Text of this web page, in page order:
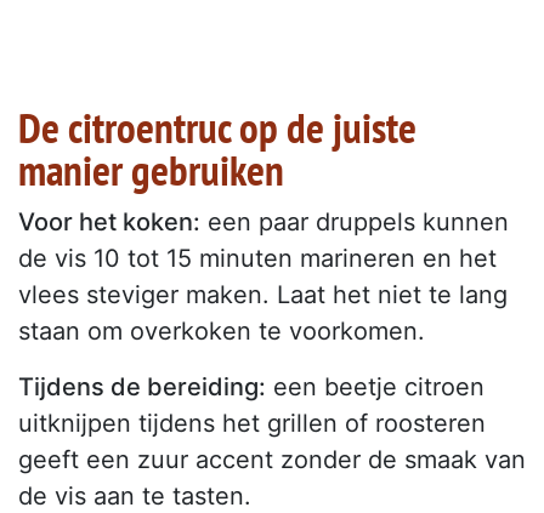
De citroentruc op de juiste
manier gebruiken
Voor het koken: een paar druppels kunnen
de vis 10 tot 15 minuten marineren en het
vlees steviger maken. Laat het niet te lang
staan om overkoken te voorkomen.
Tijdens de bereiding: een beetje citroen
uitknijpen tijdens het grillen of roosteren
geeft een zuur accent zonder de smaak van
de vis aan te tasten.